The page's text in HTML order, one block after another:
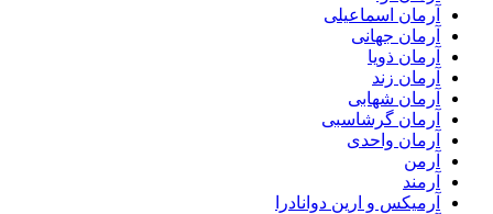
آرمان اسماعیلی
آرمان جهانی
آرمان ذویا
آرمان زند
آرمان شهابی
آرمان گرشاسبی
آرمان واحدی
آرمن
آرمند
آرمیکس و ارین دوانادرا